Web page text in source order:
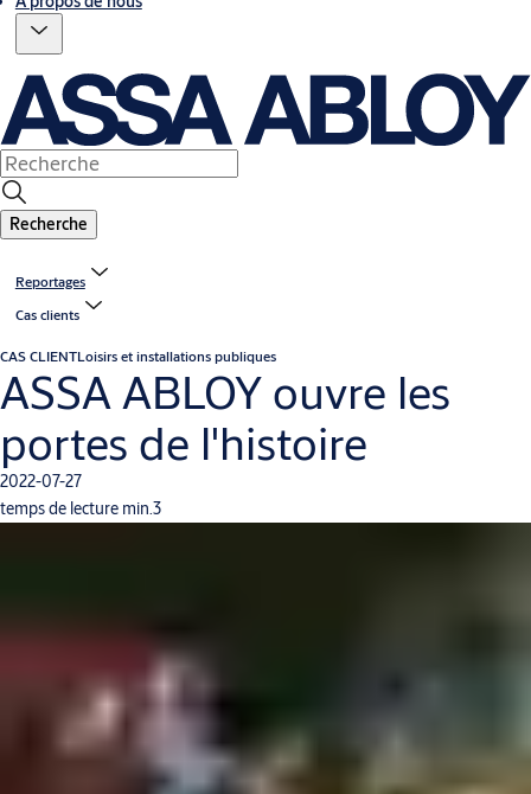
Recherche
Reportages
Cas clients
CAS CLIENTLoisirs et installations publiques
ASSA ABLOY ouvre les
portes de l'histoire
2022-07-27
temps de lecture min.3